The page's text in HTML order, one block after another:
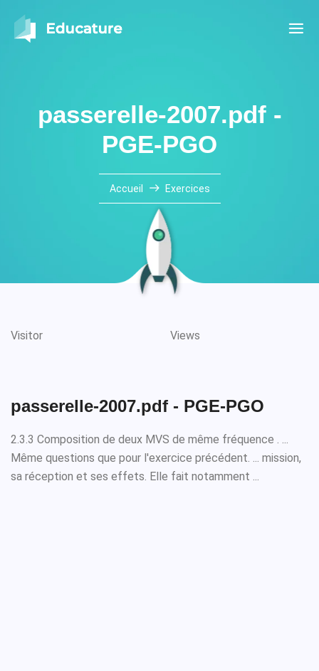
passerelle-2007.pdf -
PGE-PGO
Accueil Exercices
Visitor Views
passerelle-2007.pdf - PGE-PGO
2.3.3 Composition de deux MVS de même fréquence . ...
Même questions que pour l'exercice précédent. ... mission,
sa réception et ses effets. Elle fait notamment ...